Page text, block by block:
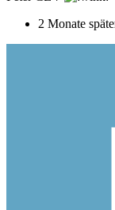
2 Monate